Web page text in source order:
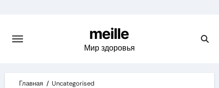
content
meille
Мир здоровья
Главная
Uncategorised